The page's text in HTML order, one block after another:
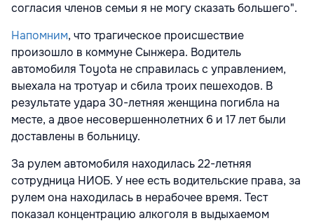
согласия членов семьи я не могу сказать большего".
Напомним, что трагическое происшествие
произошло в коммуне Сынжера. Водитель
автомобиля Toyota не справилась с управлением,
выехала на тротуар и сбила троих пешеходов. В
результате удара 30-летняя женщина погибла на
месте, а двое несовершеннолетних 6 и 17 лет были
доставлены в больницу.
За рулем автомобиля находилась 22-летняя
сотрудница НИОБ. У нее есть водительские права, за
рулем она находилась в нерабочее время. Тест
показал концентрацию алкоголя в выдыхаемом